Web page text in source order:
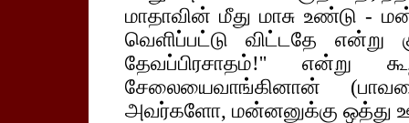
மாதாவின் மீது மாசு உண்டு -
வெளிப்பட்டு விட்டதே
தேவப்பிரசாதம்!'' என்று
சேலையைவாங்கினான்
அவர்களோ, மன்னனுக்கு ஒத்து